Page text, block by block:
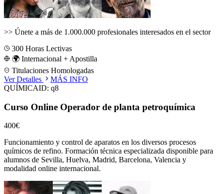
>> Únete a más de 1.000.000 profesionales interesados en el sector
300 Horas Lectivas
🌍 Internacional + Apostilla
Titulaciones Homologadas
Ver Detalles
MÁS INFO
QUÍMICAID: q8
Curso Online Operador de planta petroquímica
400€
Funcionamiento y control de aparatos en los diversos procesos
químicos de refino. Formación técnica especializada disponible para
alumnos de Sevilla, Huelva, Madrid, Barcelona, Valencia y
modalidad online internacional.